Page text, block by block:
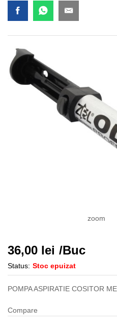
zoom
36,00 lei /Buc
Status: Stoc epuizat
POMPA ASPIRATIE COSITOR
Compare